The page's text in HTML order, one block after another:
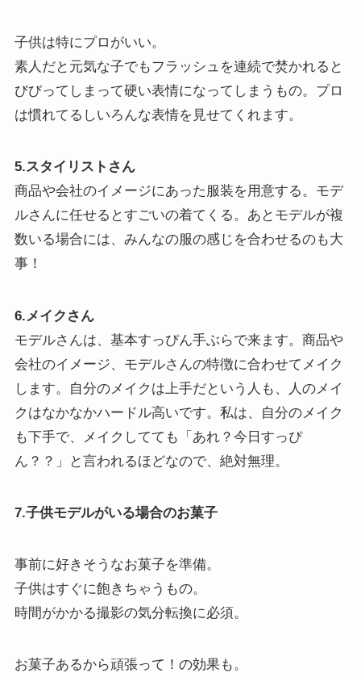
子供は特にプロがいい。
素人だと元気な子でもフラッシュを連続で焚かれると
びびってしまって硬い表情になってしまうもの。プロ
は慣れてるしいろんな表情を見せてくれます。
5.スタイリストさん
商品や会社のイメージにあった服装を用意する。モデ
ルさんに任せるとすごいの着てくる。あとモデルが複
数いる場合には、みんなの服の感じを合わせるのも大
事！
6.メイクさん
モデルさんは、基本すっぴん手ぶらで来ます。商品や
会社のイメージ、モデルさんの特徴に合わせてメイク
します。自分のメイクは上手だという人も、人のメイ
クはなかなかハードル高いです。私は、自分のメイク
も下手で、メイクしてても「あれ？今日すっぴ
ん？？」と言われるほどなので、絶対無理。
7.子供モデルがいる場合のお菓子
事前に好きそうなお菓子を準備。
子供はすぐに飽きちゃうもの。
時間がかかる撮影の気分転換に必須。
お菓子あるから頑張って！の効果も。